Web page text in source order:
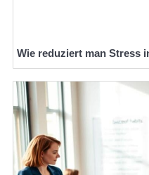
Wie reduziert man Stress